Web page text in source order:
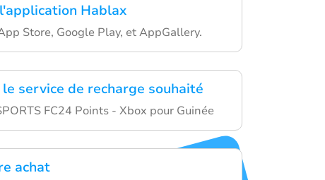
Hablax
Store, Google Play, et AppGallery.
service de recharge souhaité
FC24 Points - Xbox pour Guinée
achat